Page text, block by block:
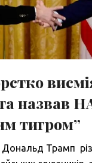
назвав
тигром”
Трамп